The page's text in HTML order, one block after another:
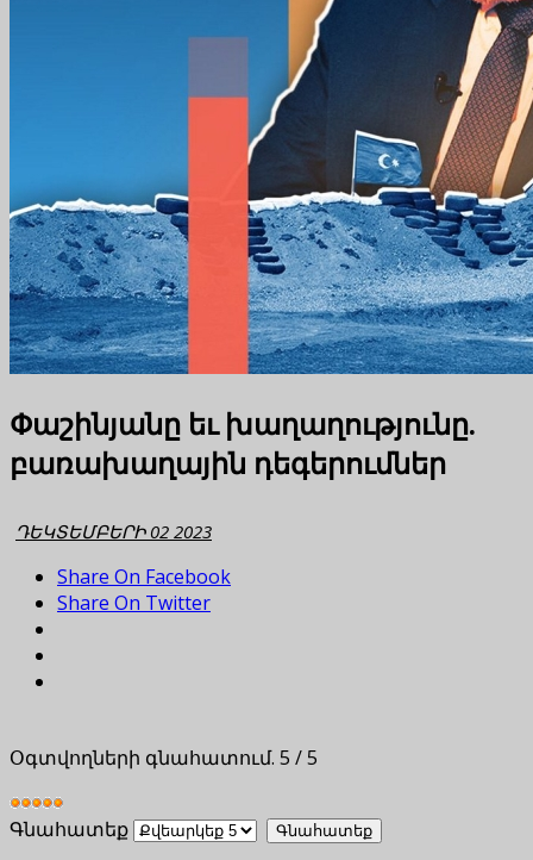
Փաշինյանը եւ խաղաղությունը.
բառախաղային դեգերումներ
ԴԵԿՏԵՄԲԵՐԻ 02 2023
Share On Facebook
Share On Twitter
Օգտվողների գնահատում. 5 /5
Գնահատեք